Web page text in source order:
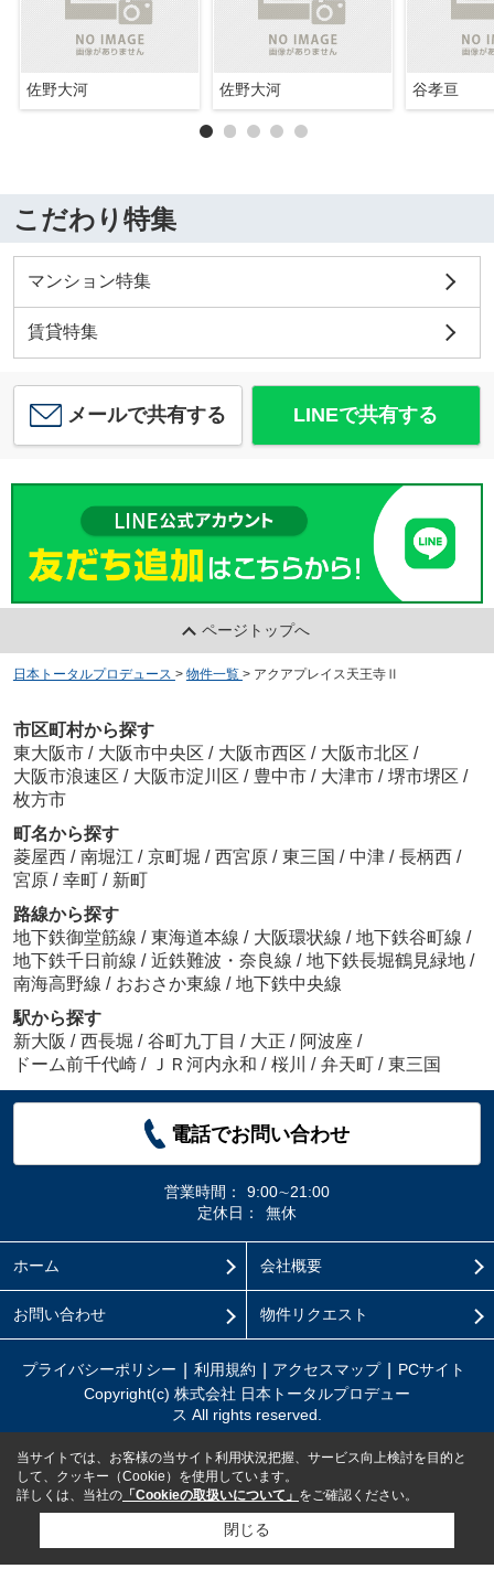
佐野大河 佐野大河 谷孝亘
こだわり特集
マンション特集
賃貸特集
メールで共有する LINEで共有する
ページトップへ
日本トータルプロデュース > 物件一覧 > アクアプレイス天王寺Ⅱ
市区町村から探す
東大阪市 / 大阪市中央区 / 大阪市西区 / 大阪市北区 /
大阪市浪速区 / 大阪市淀川区 / 豊中市 / 大津市 / 堺市堺区 /
枚方市
町名から探す
菱屋西 / 南堀江 / 京町堀 / 西宮原 / 東三国 / 中津 / 長柄西 /
宮原 / 幸町 / 新町
路線から探す
地下鉄御堂筋線 / 東海道本線 / 大阪環状線 / 地下鉄谷町線 /
地下鉄千日前線 / 近鉄難波・奈良線 / 地下鉄長堀鶴見緑地 /
南海高野線 / おおさか東線 / 地下鉄中央線
駅から探す
新大阪 / 西長堀 / 谷町九丁目 / 大正 / 阿波座 /
ドーム前千代崎 / ＪＲ河内永和 / 桜川 / 弁天町 / 東三国
電話でお問い合わせ
営業時間：
9:00∼21:00
定休日：
無休
ホーム 会社概要
お問い合わせ 物件リクエスト
プライバシーポリシー 利用規約 アクセスマップ
PCサイト
Copyright(c) 株式会社 日本トータルプロデュー
ス All rights reserved.
当サイトでは、お客様の当サイト利用状況把握、サービス向上検討を目的と
して、クッキー（Cookie）を使用しています。
詳しくは、当社の 「Cookieの取扱いについて」 をご確認ください。
閉じる